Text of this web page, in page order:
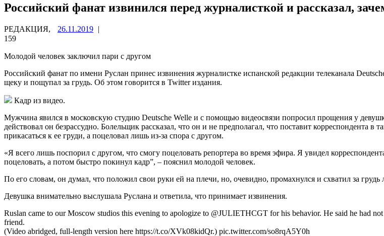
Российский фанат извинился перед журналисткой и рассказал,
РЕДАКЦИЯ, 26.11.2019 |
159
Молодой человек заключил пари с другом
Российский фанат по имени Руслан принес извинения журналистке испанской редакции телеканала
щеку и пощупал за грудь. Об этом говорится в Twitter издания.
Кадр из видео.
Мужчина явился в московскую студию Deutsche Welle и с помощью видеосвязи попросил прощения у
действовал он безрассудно. Болельщик рассказал, что он и не предполагал, что поставит корреспондента в
прикасаться к ее груди, а поцеловал лишь из-за спора с другом.
«Я всего лишь поспорил с другом, что смогу поцеловать репортера во время эфира. Я увидел
поцеловать, а потом быстро покинул кадр”, – пояснил молодой человек.
По его словам, он думал, что положил свои руки ей на плечи, но, очевидно, промахнулся и схватил за
Девушка внимательно выслушала Руслана и ответила, что принимает извинения.
Ruslan came to our Moscow studios this evening to apologize to @JULIETHCGT for his behavior. He said he had
friend.
(Video abridged, full-length version here https://t.co/XVk08kidQr.) pic.twitter.com/so8rqA5Y0h